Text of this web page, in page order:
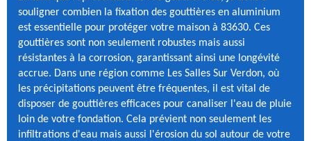
souligner combien la fixation des gouttières en aluminium
est essentielle pour protéger votre maison à 83630. Ces
gouttières sont non seulement robustes mais aussi
résistantes à la corrosion, garantissant ainsi une longévité
accrue. Dans une région comme Les Salles Sur Verdon, où
les précipitations peuvent être fréquentes, il est vital de
disposer de gouttières efficaces pour canaliser l'eau de pluie
loin de votre fondation. Cela prévient non seulement les
infiltrations d'eau mais aussi l'érosion du sol autour de votre